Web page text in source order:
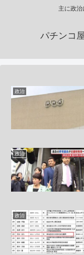
主に政
パチンコ
政治
政治
政治